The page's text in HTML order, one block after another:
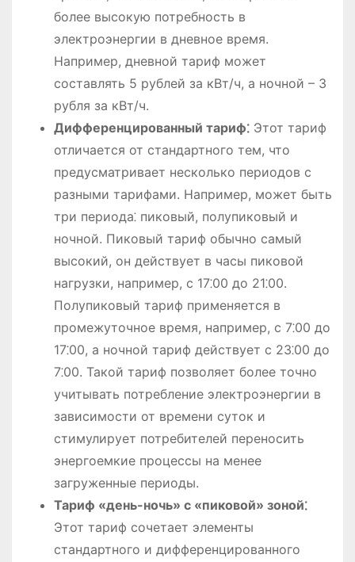
более высокую потребность в
электроэнергии в дневное время.
Например, дневной тариф может
составлять 5 рублей за кВт/ч, а ночной – 3
рубля за кВт/ч.
Дифференцированный тариф⁚Этот тариф
отличается от стандартного тем, что
предусматривает несколько периодов с
разными тарифами. Например, может быть
три периода⁚ пиковый, полупиковый и
ночной. Пиковый тариф обычно самый
высокий, он действует в часы пиковой
нагрузки, например, с 17⁚00 до 21⁚00.
Полупиковый тариф применяется в
промежуточное время, например, с 7⁚00 до
17⁚00, а ночной тариф действует с 23⁚00 до
7⁚00. Такой тариф позволяет более точно
учитывать потребление электроэнергии в
зависимости от времени суток и
стимулирует потребителей переносить
энергоемкие процессы на менее
загруженные периоды.
Тариф «день-ночь» с «пиковой» зоной⁚
Этот тариф сочетает элементы
стандартного и дифференцированного